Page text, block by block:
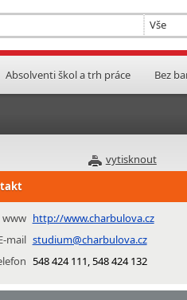
Absolventi škol a trh práce Bez
vytisknout
www http://www.charbulova.cz
mail studium@charbulova.cz
548 424 111, 548 424 132